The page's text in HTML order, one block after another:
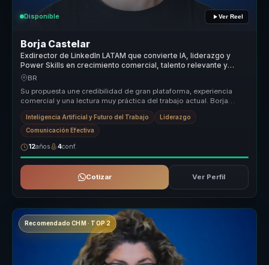
Disponible Ver Reel
Borja Castelar
Exdirector de LinkedIn LATAM que convierte IA, liderazgo y
Power Skills en crecimiento comercial, talento relevante y
decisiones ejecutivas.
BR
Su propuesta une credibilidad de gran plataforma, experiencia
comercial y una lectura muy práctica del trabajo actual. Borja
ayuda a buye...
Inteligencia Artificial y Futuro del Trabajo Liderazgo
Comunicación Efectiva
12años 4conf.
Cotizar Ver Perfil
Recomendado CHM · TOP 2